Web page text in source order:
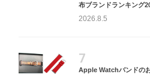
布ブランドランキング
2026.8.5
7
Apple Watchバンドの